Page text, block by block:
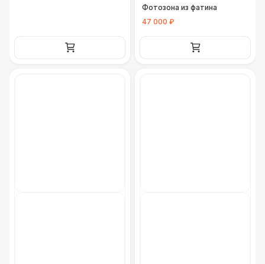
Фотозона из фатина
47 000 ₽